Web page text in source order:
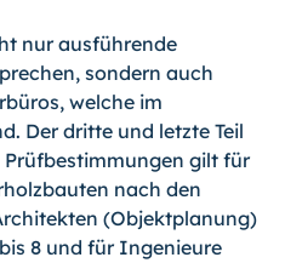
nur ausführende
sondern auch
welche im
Der dritte und letzte Teil
gilt für
nach den
(Objektplanung)
8 und für Ingenieure